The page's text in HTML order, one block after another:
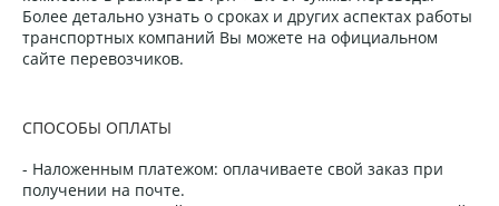
Более детально узнать о сроках и других аспектах работы
транспортных компаний Вы можете на официальном
сайте перевозчиков.
СПОСОБЫ ОПЛАТЫ
- Наложенным платежом: оплачиваете свой заказ при
получении на почте.